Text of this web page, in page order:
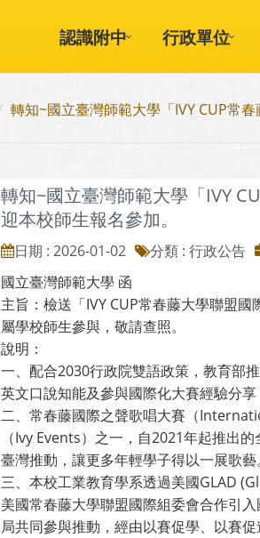
認識附中 行政單位
轉知~國立臺灣師範大學「IVY CUP常
轉知~國立臺灣師範大學「IVY
迎本校師生報名參加。
日期 : 2026-01-02 分類 : 行政公告
國立臺灣師範大學 函
主旨：檢送「IVY CUP常春藤大學聯盟
屬學校師生參與，敬請查照。
說明：
一、配合2030行政院雙語政策，教育部
英文口說知能及參與國際化大賽經驗分
二、常春藤國際之聲歌唱大賽（
（Ivy Events）之一，自2021年起推出
臺灣推動，讓更多年輕學子得以一展歌藝。
三、本校工業教育學系透過美國GLAD
美國常春藤大學聯盟國際組委會合作引
局共同參與推動，經由以賽促學、以賽